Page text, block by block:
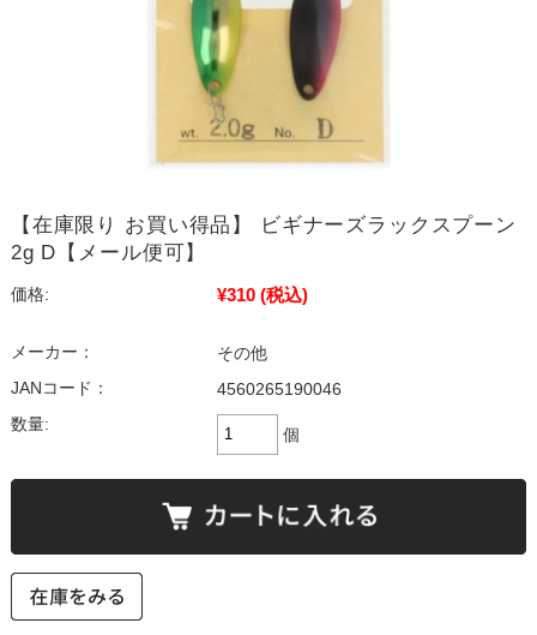
【在庫限り お買い得品】 ビギナーズラックスプーン
2g D【メール便可】
価格: ¥310 (税込)
メーカー：
その他
JANコード：
4560265190046
数量:
個